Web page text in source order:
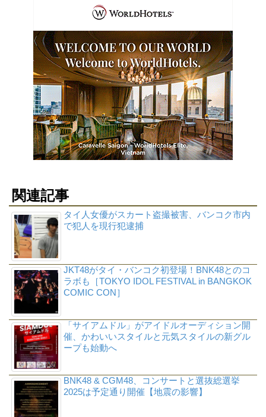
関連記事
タイ人女優がスカート盗撮被害、バンコク市内
で犯人を現行犯逮捕
JKT48がタイ・バンコク初登場！BNK48とのコ
ラボも［TOKYO IDOL FESTIVAL in BANGKOK
COMIC CON］
「サイアムドル」がアイドルオーディション開
催、かわいいスタイルと元気スタイルの新グル
ープも始動へ
BNK48 & CGM48、コンサートと選抜総選挙
2025は予定通り開催【地震の影響】